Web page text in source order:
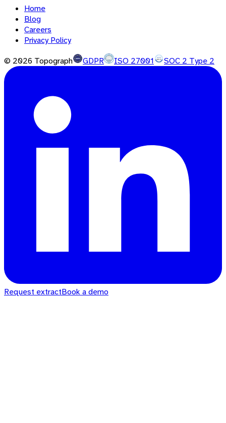
Home
Blog
Careers
Privacy Policy
© 2026 Topograph GDPR ISO 27001 SOC 2 Type 2
Request extractBook a demo